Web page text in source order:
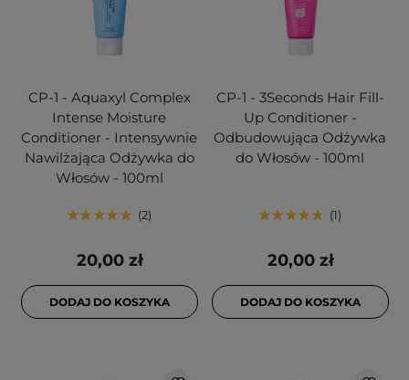
CP-1 - Aquaxyl Complex
Intense Moisture
Conditioner - Intensywnie
Nawilżająca Odżywka do
Włosów - 100ml
2
20,00 zł
DODAJ DO KOSZYKA
CP-1 - 3Seconds Hair Fill-
Up Conditioner -
Odbudowująca Odżywka
do Włosów - 100ml
1
20,00 zł
DODAJ DO KOSZYKA